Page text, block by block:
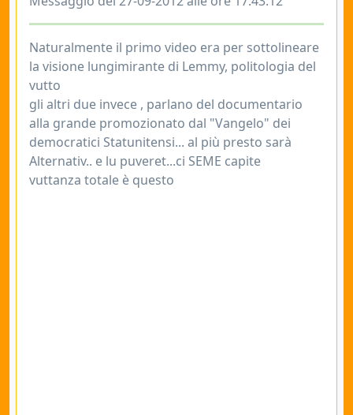
Naturalmente il primo video era per sottolineare
la visione lungimirante di Lemmy, politologia del
vutto
gli altri due invece , parlano del documentario
alla grande promozionato dal "Vangelo" dei
democratici Statunitensi... al più presto sarà
Alternativ.. e lu puveret...ci SEME capite
vuttanza totale è questo